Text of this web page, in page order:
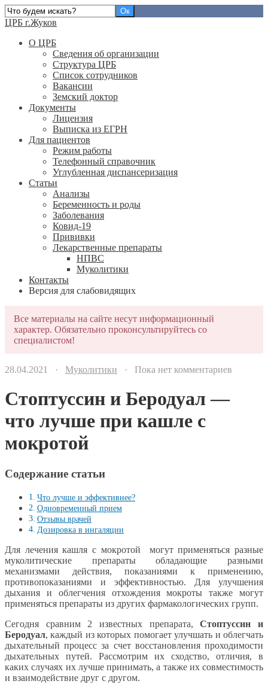
ЦРБ г.Жуков
О ЦРБ
Сведения об организации
Структура ЦРБ
Список сотрудников
Вакансии
Земский доктор
Документы
Лицензия
Выписка из ЕГРН
Для пациентов
Режим работы
Телефонный справочник
Углубленная диспансеризация
Статьи
Анализы
Беременность и роды
Заболевания
Ковид-19
Прививки
Лекарственные препараты
НПВС
Муколитики
Контакты
Версия для слабовидящих
Все материалы на сайте несут информационный
характер. Обязательно проконсультируйтесь со
специалистом!
28.04.2021 · Муколитики · Пока нет комментариев
Стоптуссин и Беродуал —
что лучше при кашле с
мокротой
Содержание статьи
Что лучше и эффективнее?
Одновременный прием
Отзывы врачей
Дозировка в ингаляции
Для лечения кашля с мокротой могут применяться разные
муколитические препараты обладающие разными
механизмами действия, показаниями к применению,
противопоказаниями и эффективностью. Для улучшения
дыхания и облегчения отхождения мокроты также могут
применяться препараты из других фармакологических групп.
Сегодня сравним 2 известных препарата,Стоптуссин и
Беродуал, каждый из которых помогает улучшать и облегчать
дыхательный процесс за счет восстановления проходимости
дыхательных путей. Рассмотрим их сходство, отличия, в
каких случаях их лучше принимать, а также их совместимость
и взаимодействие друг с другом.